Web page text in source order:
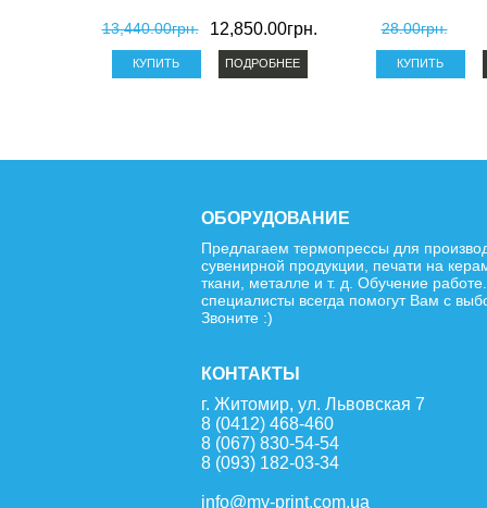
13,440.00грн. 12,850.00грн.
ПОДРОБНЕЕ
28.00грн.
ОБОРУДОВАНИЕ
Предлагаем термопрессы для
сувенирной продукции, печати на
ткани, металле и т. д. Обучение
специалисты всегда помогут Вам с
Звоните :)
КОНТАКТЫ
г. Житомир, ул. Львовская 7
8 (0412) 468-460
8 (067) 830-54-54
8 (093) 182-03-34
info@my-print.com.ua